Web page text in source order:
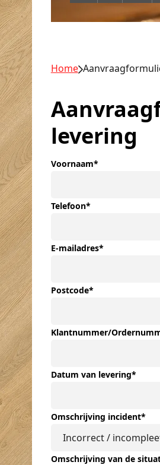
Home
levering
Voornaam*
Telefoon*
E-mailadres*
Postcode*
Klantnummer/
Datum van levering*
Omschrijving incident*
Omschrijving van de